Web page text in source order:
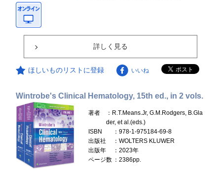
詳しく見る
ほしいものリストに登録 いいね
Wintrobe's Clinical Hematology, 15th ed., in 2 vols.
著者
：R.T.Means.Jr, G.M.Rodgers, B.Gla
der, et al.(eds.)
ISBN
：978-1-975184-69-8
出版社
：WOLTERS KLUWER
出版年
：2023年
ページ数 ：2386pp.